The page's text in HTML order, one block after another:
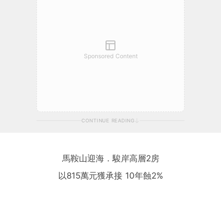
Sponsored Content
CONTINUE READING
馬鞍山迎海．駿岸高層2房
以815萬元獲承接 10年蝕2%